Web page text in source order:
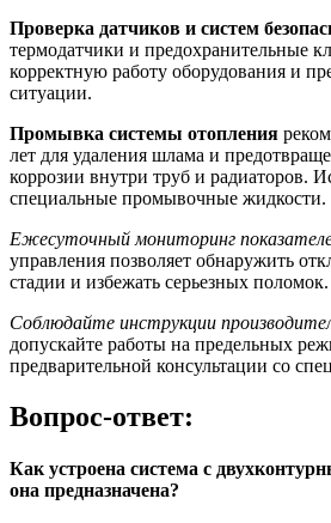
Проверка датчиков и систем
термодатчики и предохранительные
корректную работу оборудования и
ситуации.
Промывка системы отопления
лет для удаления шлама и
коррозии внутри труб и радиаторов.
специальные промывочные жидкости.
Ежесуточный мониторинг
управления позволяет обнаружить
стадии и избежать серьезных поломок.
Соблюдайте инструкции
допускайте работы на предельных
предварительной консультации со
Вопрос-ответ:
Как устроена система с
она предназначена?